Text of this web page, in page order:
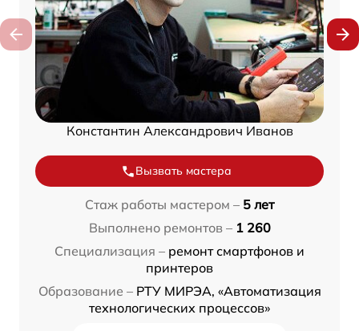
Константин Александрович Иванов
Вызвать мастера
Стаж работы мастером – 5 лет
Выполнено ремонтов – 1 260
Специализация – ремонт смартфонов и
принтеров
Образование – РТУ МИРЭА, «Автоматизация
технологических процессов»